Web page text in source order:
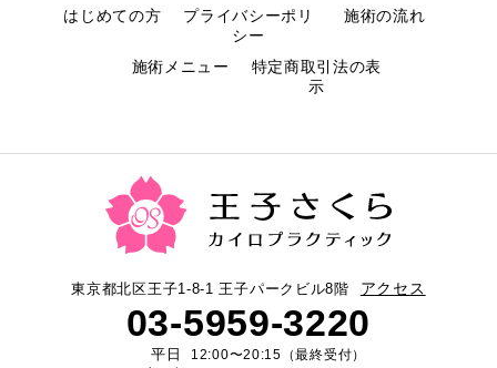
はじめての方
プライバシーポリ
シー
施術の流れ
施術メニュー
特定商取引法の表
示
東京都北区王子1-8-1 王子パークビル8階 アクセス
03-5959-3220
平日 12:00〜20:15（最終受付）